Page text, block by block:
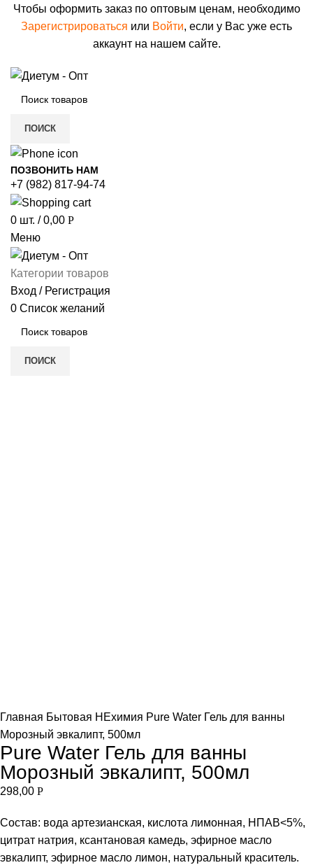
Чтобы оформить заказ по оптовым ценам, необходимо
Зарегистрироваться или Войти, если у Вас уже есть
аккаунт на нашем сайте.
ПОИСК
ПОЗВОНИТЬ НАМ
+7 (982) 817-94-74
0 шт. / 0,00 Р
Меню
Категории товаров
Вход / Регистрация
0 Список желаний
ПОИСК
Главная Бытовая НЕхимия Pure Water Гель для ванны
Морозный эвкалипт, 500мл
Pure Water Гель для ванны
Морозный эвкалипт, 500мл
298,00 Р
Состав: вода артезианская, кислота лимонная, НПАВ<5%,
цитрат натрия, ксантановая камедь, эфирное масло
эвкалипт, эфирное масло лимон, натуральный краситель.